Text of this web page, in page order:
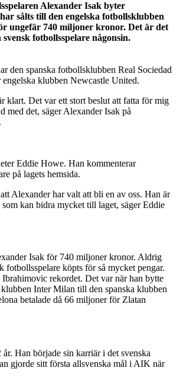
Alexander Isak byter
sålts till den engelska fotbollsklubben
ungefär 740 miljoner kronor. Det är det
fotbollsspelare någonsin.
den spanska fotbollsklubben Real Sociedad
klubben Newcastle United.
klart. Det var ett stort beslut att fatta för mig
med det, säger Alexander Isak på
Eddie Howe. Han kommenterar
på lagets hemsida.
Alexander har valt att bli en av oss. Han är
som kan bidra mycket till laget, säger Eddie
Isak för 740 miljoner kronor. Aldrig
fotbollsspelare köpts för så mycket pengar.
rekordet. Det var när han bytte
Inter Milan till den spanska klubben
betalade då 66 miljoner för Zlatan
Han började sin karriär i det svenska
gjorde sitt första allsvenska mål i AIK när